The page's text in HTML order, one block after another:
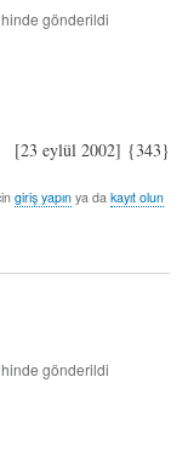
gönderildi
[23 eylül 2002] {343}
giriş yapınya da kayıt olun
gönderildi